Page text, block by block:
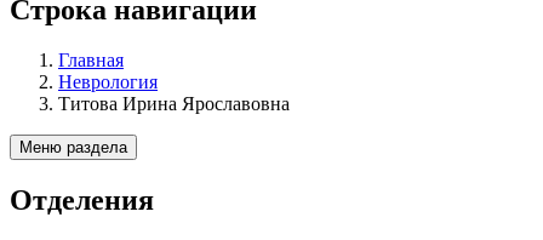
Строка навигации
Главная
Неврология
Титова Ирина Ярославовна
Меню раздела
Отделения